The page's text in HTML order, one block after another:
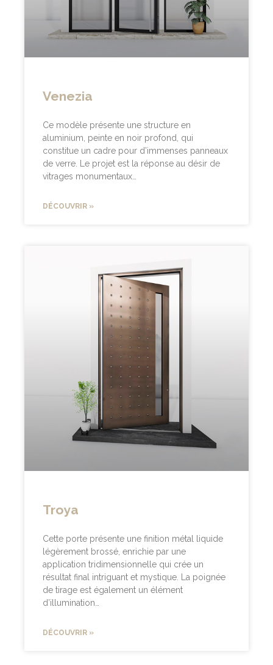
Venezia
Ce modèle présente une structure en
aluminium, peinte en noir profond, qui
constitue un cadre pour d’immenses panneaux
de verre. Le projet est la réponse au désir de
vitrages monumentaux…
DÉCOUVRIR »
Troya
Cette porte présente une finition métal liquide
légèrement brossé, enrichie par une
application tridimensionnelle qui crée un
résultat final intriguant et mystique. La poignée
de tirage est également un élément
d’illumination…
DÉCOUVRIR »